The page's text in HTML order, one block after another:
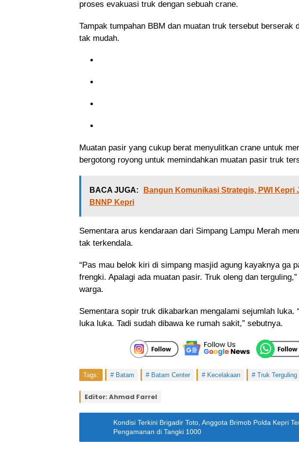
proses evakuasi truk dengan sebuah crane.
Tampak tumpahan BBM dan muatan truk tersebut berserak
tak mudah.
Muatan pasir yang cukup berat menyulitkan crane untuk
bergotong royong untuk memindahkan muatan pasir truk
BACA JUGA:
Bangun Komunikasi Strategis, PWI Kepri
BNNP Kepri
Sementara arus kendaraan dari Simpang Lampu Merah
tak terkendala.
“Pas mau belok kiri di simpang masjid agung kayaknya ga
frengki. Apalagi ada muatan pasir. Truk oleng dan
warga.
Sementara sopir truk dikabarkan mengalami sejumlah luka.
luka luka. Tadi sudah dibawa ke rumah sakit,” sebutnya.
Tags: Batam Batam Center Kecelakaan Truk Terguling
Editor: Ahmad Farrel
Kondisi Terkini Brigadir Toto, Anggota Brimob Polda Kepri
Pengamanan di Tangki 1000